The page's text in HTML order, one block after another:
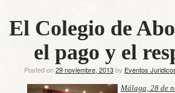
El Colegio de
el pago y el
Posted on29 noviembre, 2013by Eventos
Málaga, 28 de